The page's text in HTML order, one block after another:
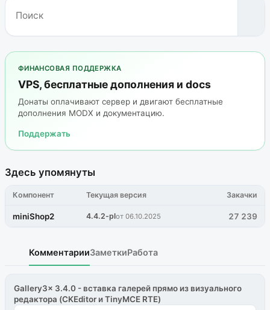
ФИНАНСОВАЯ ПОДДЕРЖКА
VPS, бесплатные дополнения и docs
Донаты оплачивают сервер и двигают бесплатные
дополнения MODX и документацию.
Поддержать
Здесь упомянуты
Компонент Текущая версия Закачки
miniShop2 4.4.2-plот 06.10.2025 27 239
КомментарииЗаметкиРабота
Gallery3x 3.4.0 - вставка галерей прямо из визуального
редактора (CKEditor и TinyMCE RTE)